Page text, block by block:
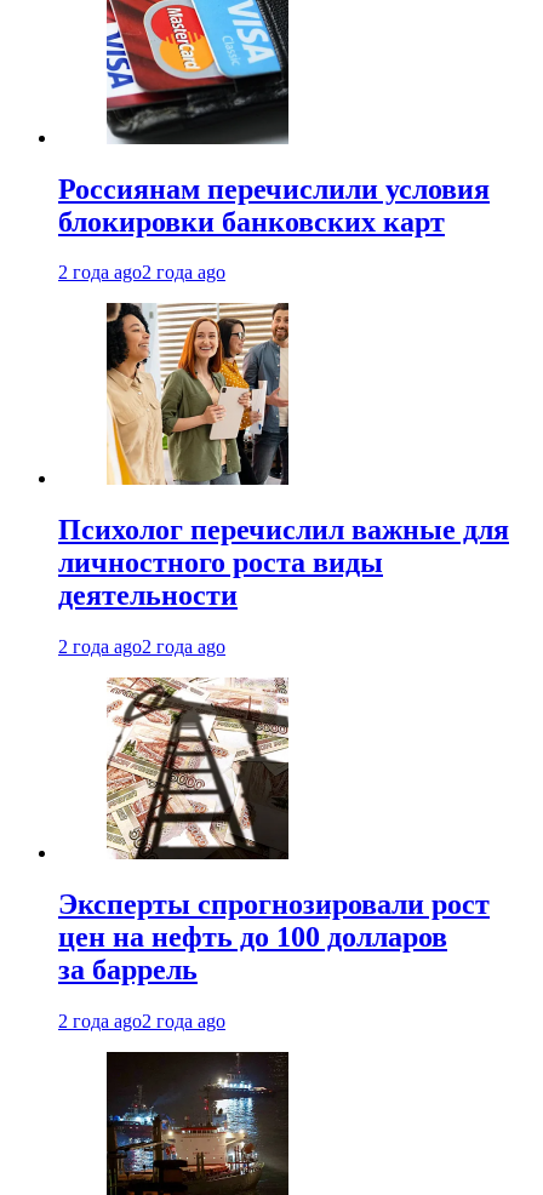
Россиянам перечислили условия
блокировки банковских карт
2 года ago2 года ago
Психолог перечислил важные для
личностного роста виды
деятельности
2 года ago2 года ago
Эксперты спрогнозировали рост
цен на нефть до 100 долларов
за баррель
2 года ago2 года ago